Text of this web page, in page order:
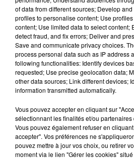
0:00
16 octobre 2024 - 3 min 15 sec
MORNING SHOW 08H40 du
Le Morning Show
of data from different sources; Develop
profiles to personalise content; Use
content; Use limited data to select content;
detect fraud, and fix errors; Deliver and
Save and communicate privacy choices.
process personal data such as IP address
following functionalities: Identify devices
requested; Use precise geolocation data;
other data sources; Link different devices;
information transmitted automatically.
Vous pouvez accepter en cliquant sur
sélectionnant les finalités et/ou partenaires
Vous pouvez également refuser en
accepter". Vos préférences ne
pouvez mettre à jour vos choix, ou retirer
moment via le lien "Gérer les cookies"